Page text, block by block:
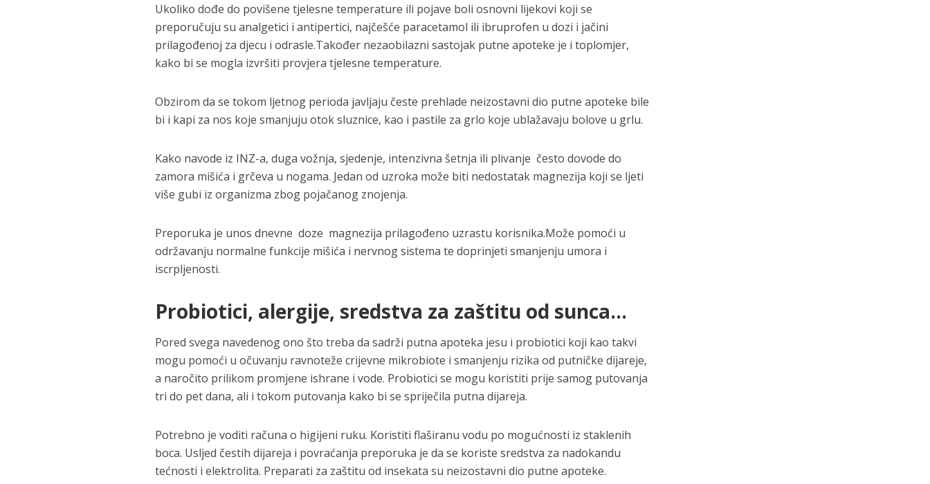
Ukoliko dođe do povišene tjelesne temperature ili pojave boli osnovni lijekovi koji se
preporučuju su analgetici i antipertici, najčešće paracetamol ili ibruprofen u dozi i jačini
prilagođenoj za djecu i odrasle.Također nezaobilazni sastojak putne apoteke je i toplomjer,
kako bi se mogla izvršiti provjera tjelesne temperature.
Obzirom da se tokom ljetnog perioda javljaju česte prehlade neizostavni dio putne apoteke bile
bi i kapi za nos koje smanjuju otok sluznice, kao i pastile za grlo koje ublažavaju bolove u grlu.
Kako navode iz INZ-a, duga vožnja, sjedenje, intenzivna šetnja ili plivanje često dovode do
zamora mišića i grčeva u nogama. Jedan od uzroka može biti nedostatak magnezija koji se ljeti
više gubi iz organizma zbog pojačanog znojenja.
Preporuka je unos dnevne doze magnezija prilagođeno uzrastu korisnika.Može pomoći u
održavanju normalne funkcije mišića i nervnog sistema te doprinjeti smanjenju umora i
iscrpljenosti.
Probiotici, alergije, sredstva za zaštitu od sunca…
Pored svega navedenog ono što treba da sadrži putna apoteka jesu i probiotici koji kao takvi
mogu pomoći u očuvanju ravnoteže crijevne mikrobiote i smanjenju rizika od putničke dijareje,
a naročito prilikom promjene ishrane i vode. Probiotici se mogu koristiti prije samog putovanja
tri do pet dana, ali i tokom putovanja kako bi se spriječila putna dijareja.
Potrebno je voditi računa o higijeni ruku. Koristiti flaširanu vodu po mogućnosti iz staklenih
boca. Usljed čestih dijareja i povraćanja preporuka je da se koriste sredstva za nadokandu
tećnosti i elektrolita. Preparati za zaštitu od insekata su neizostavni dio putne apoteke.